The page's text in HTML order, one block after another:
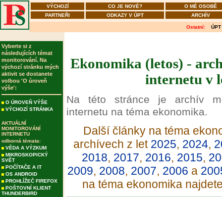
VÝCHOZÍ CO JE NOVÉ?
O MÉ OSOBĚ
PARTNEŘI
ODKAZY V ÚPT ARCHÍV
Ostatní: ÚPT
Vyberte si z
následujících témat
monitorování. Na
výchozí stránku mých
aktivit se dostanete
volbou 'O úroveň
výše':
O ÚROVEŇ VÝŠE
VÝCHOZÍ STRÁNKA
AKTUÁLNÍ
MONITOROVÁNÍ
INTERNETU
odborná témata:
VĚDA A VÝZKUM
MIKROSKOPICKÝ
SVĚT
POČÍTAČE A IT
OS ANDROID
PROHLÍŽEČ FIREFOX
POŠTOVNÍ KLIENT
THUNDERBIRD
Ekonomika (letos) -
internetu v
Na této stránce je archív
internetu na téma ekonomika.
Další články na téma
archívech z let 2025, 2024,
2018, 2017, 2016, 2015,
2009, 2008, 2007, 2006 a
na téma ekonomika